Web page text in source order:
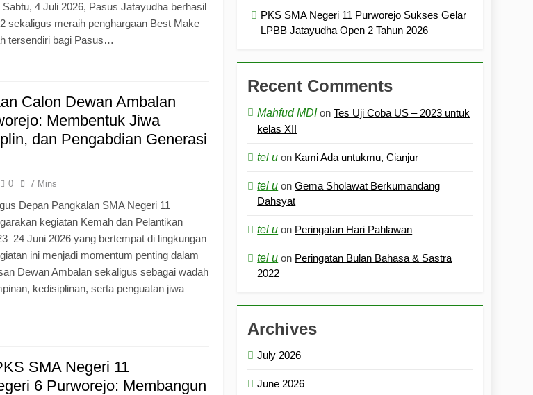
4 Juli 2026, Pasus Jatayudha berhasil
sekaligus meraih penghargaan Best Make
tersendiri bagi Pasus…
Calon Dewan Ambalan
Membentuk Jiwa
dan Pengabdian Generasi
0 7 Mins
Depan Pangkalan SMA Negeri 11
kegiatan Kemah dan Pelantikan
Juni 2026 yang bertempat di lingkungan
ini menjadi momentum penting dalam
Dewan Ambalan sekaligus sebagai wadah
kedisiplinan, serta penguatan jiwa
SMA Negeri 11
6 Purworejo: Membangun
PKS SMA Negeri 11 Purworejo Sukses Gelar
LPBB Jatayudha Open 2 Tahun 2026
Recent Comments
Mahfud MDIonTes Uji Coba US – 2023 untuk
kelas XII
tel u on Kami Ada untukmu, Cianjur
tel u onGema Sholawat Berkumandang
Dahsyat
tel u on Peringatan Hari Pahlawan
tel u on Peringatan Bulan Bahasa & Sastra
2022
Archives
July 2026
June 2026